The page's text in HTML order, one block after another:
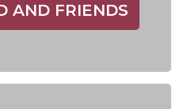
AND FRIENDS